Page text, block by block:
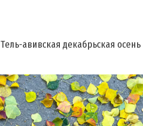
Тель-авивская декабрьская осень